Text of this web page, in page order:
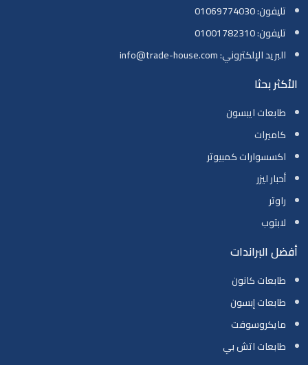
تليفون: 01069774030
تليفون: 01001782310
البريد الإلكتروني: info@trade-house.com
الأكثر بحثا
طابعات ايبسون
كاميرات
اكسسوارات كمبيوتر
أحبار ليزر
راوتر
لابتوب
أفضل البراندات
طابعات كانون
طابعات إبسون
مايكروسوفت
طابعات اتش بي